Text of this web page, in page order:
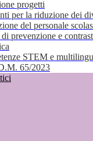
progetti
per la riduzione dei
del personale
prevenzione e
STEM e
65/2023